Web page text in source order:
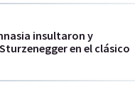
insultaron y
en el clásico